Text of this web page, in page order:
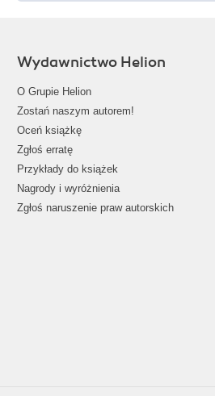
Wydawnictwo Helion
O Grupie Helion
Zostań naszym autorem!
Oceń książkę
Zgłoś erratę
Przykłady do książek
Nagrody i wyróżnienia
Zgłoś naruszenie praw autorskich